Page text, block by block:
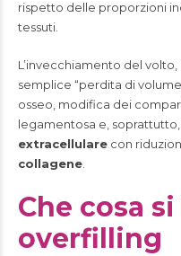
rispetto delle proporzioni
tessuti.
L’invecchiamento del
semplice “perdita di
osseo, modifica dei
legamentosa e,
extracellulare con
collagene
Che cosa
overfilling